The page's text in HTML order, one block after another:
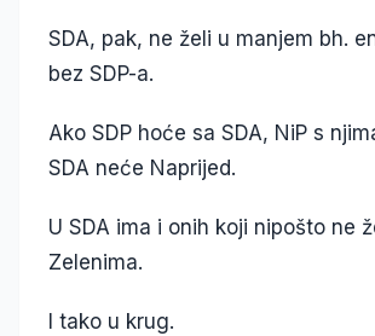
SDA, pak, ne želi u manjem bh.
bez SDP-a.
Ako SDP hoće sa SDA, NiP s
SDA neće Naprijed.
U SDA ima i onih koji nipošto ne
Zelenima.
I tako u krug.